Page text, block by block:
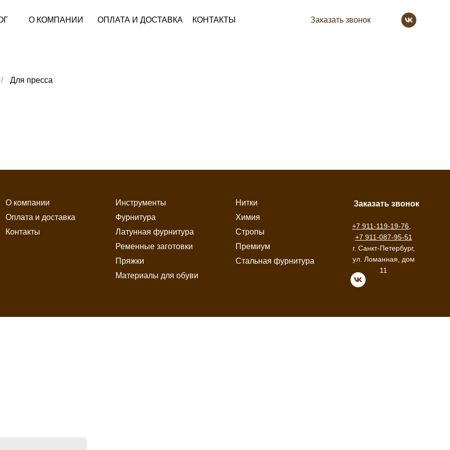
О КОМПАНИИ ОПЛАТА И ДОСТАВКА КОНТАКТЫ Заказать звонок
/ Для пресса
О компании
Оплата и доставка
Контакты
Инструменты
Фурнитура
Латунная фурнитура
Ременные заготовки
Материалы для обуви
Пряжки
Нитки
Химия
Стропы
Премиум
Стальная фурнитура
Заказать звонок
+7 911-119-19-76
+7 911-087-95-51
г. Санкт-Петербург,
ул. Ломанная, дом
11